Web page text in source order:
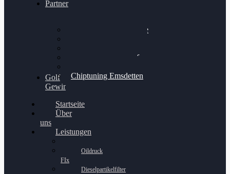
Partner
Bilgenroth Performance
Chiptuning Schüttorf
Chiptuning Emsdetten
Golf
Gewinnspiel
Startseite
Über
uns
Leistungen
Oildruck
FIx
Dieselpartikelfilter